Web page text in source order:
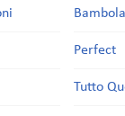
Bambola
Perfect
Tutto